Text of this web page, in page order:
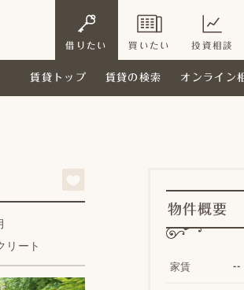
借りたい 買いたい 投資相談
賃貸トップ 賃貸の検索 オンライン
リート
物件概要
家賃 --